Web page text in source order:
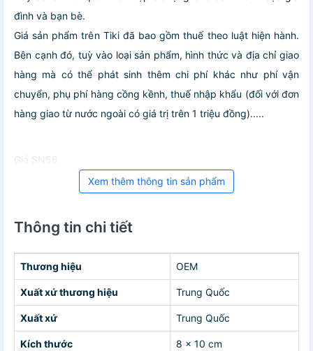
đình và bạn bè.
Giá sản phẩm trên Tiki đã bao gồm thuế theo luật hiện hành.
Bên cạnh đó, tuỳ vào loại sản phẩm, hình thức và địa chỉ giao
hàng mà có thể phát sinh thêm chi phí khác như phí vận
chuyển, phụ phí hàng cồng kềnh, thuế nhập khẩu (đối với đơn
hàng giao từ nước ngoài có giá trị trên 1 triệu đồng).....
Giá SN56
Xem thêm thông tin sản phẩm
Thông tin chi tiết
Thương hiệu OEM
Xuất xứ thương hiệu Trung Quốc
Xuất xứ Trung Quốc
Kích thước 8 x 10 cm